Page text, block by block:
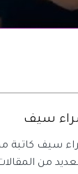
سيف
سيف كاتبة
من